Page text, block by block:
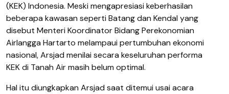
(KEK) Indonesia. Meski mengapresiasi keberhasilan
beberapa kawasan seperti Batang dan Kendal yang
disebut Menteri Koordinator Bidang Perekonomian
Airlangga Hartarto melampaui pertumbuhan ekonomi
nasional, Arsjad menilai secara keseluruhan performa
KEK di Tanah Air masih belum optimal.
Hal itu diungkapkan Arsjad saat ditemui usai acara